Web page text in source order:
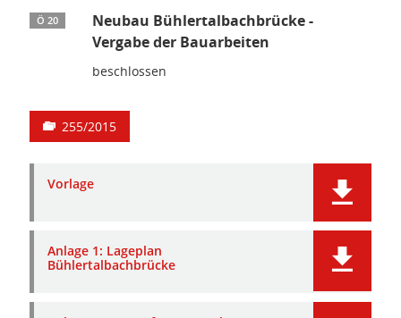
Ö 20
Neubau Bühlertalbachbrücke -
Vergabe der Bauarbeiten
beschlossen
255/2015
Vorlage
Anlage 1: Lageplan
Bühlertalbachbrücke